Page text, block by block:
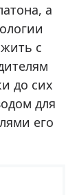
а
с
до сих
для
его